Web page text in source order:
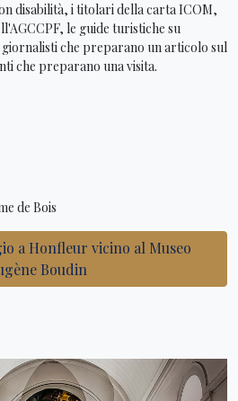
disabilità, i titolari della carta ICOM,
le guide turistiche su
che preparano un articolo sul
che preparano una visita.
de Bois
a Honfleur vicino al Museo
Boudin